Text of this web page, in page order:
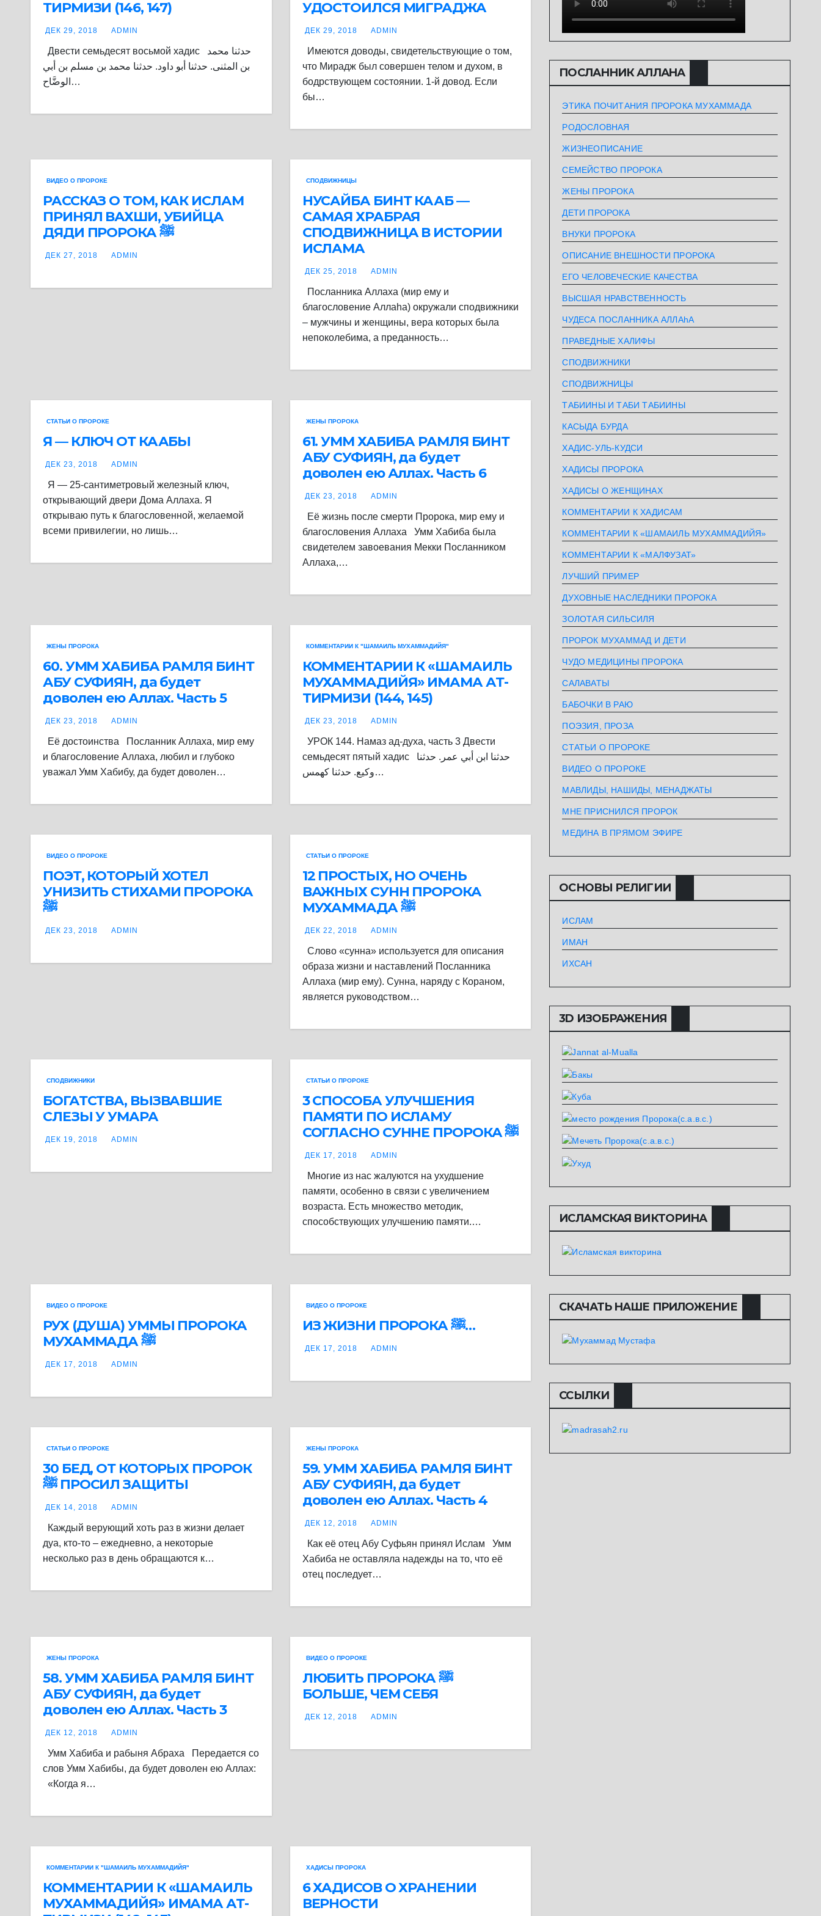
ТИРМИЗИ (146, 147)
ДЕК 29, 2018 ADMIN
Двести семьдесят восьмой хадис حدثنا محمد
بن المثنى. حدثنا أبو داود. حدثنا محمد بن مسلم بن أبي
الوضَّاح…
УДОСТОИЛСЯ МИГРАДЖА
ДЕК 29, 2018 ADMIN
Имеются доводы, свидетельствующие о том,
что Мирадж был совершен телом и духом, в
бодрствующем состоянии. 1-й довод. Если
бы…
ВИДЕО О ПРОРОКЕ
РАССКАЗ О ТОМ, КАК ИСЛАМ
ПРИНЯЛ ВАХШИ, УБИЙЦА
ДЯДИ ПРОРОКА ﷺ
ДЕК 27, 2018 ADMIN
СПОДВИЖНИЦЫ
НУСАЙБА БИНТ КААБ —
САМАЯ ХРАБРАЯ
СПОДВИЖНИЦА В ИСТОРИИ
ИСЛАМА
ДЕК 25, 2018 ADMIN
Посланника Аллаха (мир ему и
благословение Аллаhа) окружали сподвижники
– мужчины и женщины, вера которых была
непоколебима, а преданность…
СТАТЬИ О ПРОРОКЕ
Я — КЛЮЧ ОТ КААБЫ
ДЕК 23, 2018 ADMIN
Я — 25-сантиметровый железный ключ,
открывающий двери Дома Аллаха. Я
открываю путь к благословенной, желаемой
всеми привилегии, но лишь…
ЖЕНЫ ПРОРОКА
61. ​​​​​​​УММ ХАБИБА РАМЛЯ БИНТ
АБУ СУФИЯН, да будет
доволен ею Аллах. Часть 6
ДЕК 23, 2018 ADMIN
Её жизнь после смерти Пророка, мир ему и
благословения Аллаха Умм Хабиба была
свидетелем завоевания Мекки Посланником
Аллаха,…
ЖЕНЫ ПРОРОКА
60. ​​​​​​​УММ ХАБИБА РАМЛЯ БИНТ
АБУ СУФИЯН, да будет
доволен ею Аллах. Часть 5
ДЕК 23, 2018 ADMIN
Её достоинства Посланник Аллаха, мир ему
и благословение Аллаха, любил и глубоко
уважал Умм Хабибу, да будет доволен…
КОММЕНТАРИИ К "ШАМАИЛЬ МУХАММАДИЙЯ"
КОММЕНТАРИИ К «ШАМАИЛЬ
МУХАММАДИЙЯ» ИМАМА АТ-
ТИРМИЗИ (144, 145)
ДЕК 23, 2018 ADMIN
УРОК 144. Намаз ад-духа, часть 3 Двести
семьдесят пятый хадис حدثنا ابن أبي عمر. حدثنا
وكيع. حدثنا كهمس…
ВИДЕО О ПРОРОКЕ
ПОЭТ, КОТОРЫЙ ХОТЕЛ
УНИЗИТЬ СТИХАМИ ПРОРОКА
ﷺ
ДЕК 23, 2018 ADMIN
СТАТЬИ О ПРОРОКЕ
12 ПРОСТЫХ, НО ОЧЕНЬ
ВАЖНЫХ СУНН ПРОРОКА
МУХАММАДА ﷺ
ДЕК 22, 2018 ADMIN
Слово «сунна» используется для описания
образа жизни и наставлений Посланника
Аллаха (мир ему). Сунна, наряду с Кораном,
является руководством…
СПОДВИЖНИКИ
БОГАТСТВА, ВЫЗВАВШИЕ
СЛЕЗЫ У УМАРА
ДЕК 19, 2018 ADMIN
СТАТЬИ О ПРОРОКЕ
3 СПОСОБА УЛУЧШЕНИЯ
ПАМЯТИ ПО ИСЛАМУ
СОГЛАСНО СУННЕ ПРОРОКА ﷺ
ДЕК 17, 2018 ADMIN
Многие из нас жалуются на ухудшение
памяти, особенно в связи с увеличением
возраста. Есть множество методик,
способствующих улучшению памяти.…
ВИДЕО О ПРОРОКЕ
РУХ (ДУША) УММЫ ПРОРОКА
МУХАММАДА ﷺ
ДЕК 17, 2018 ADMIN
ВИДЕО О ПРОРОКЕ
ИЗ ЖИЗНИ ПРОРОКА ﷺ…
ДЕК 17, 2018 ADMIN
СТАТЬИ О ПРОРОКЕ
30 БЕД, ОТ КОТОРЫХ ПРОРОК
ﷺ ПРОСИЛ ЗАЩИТЫ
ДЕК 14, 2018 ADMIN
Каждый верующий хоть раз в жизни делает
дуа, кто-то – ежедневно, а некоторые
несколько раз в день обращаются к…
ЖЕНЫ ПРОРОКА
59. ​​​​​​​УММ ХАБИБА РАМЛЯ БИНТ
АБУ СУФИЯН, да будет
доволен ею Аллах. Часть 4
ДЕК 12, 2018 ADMIN
Как её отец Абу Суфьян принял Ислам Умм
Хабиба не оставляла надежды на то, что её
отец последует…
ЖЕНЫ ПРОРОКА
58. ​​​​​​​УММ ХАБИБА РАМЛЯ БИНТ
АБУ СУФИЯН, да будет
доволен ею Аллах. Часть 3
ДЕК 12, 2018 ADMIN
Умм Хабиба и рабыня Абраха Передается со
слов Умм Хабибы, да будет доволен ею Аллах:
«Когда я…
ВИДЕО О ПРОРОКЕ
ЛЮБИТЬ ПРОРОКА ﷺ
БОЛЬШЕ, ЧЕМ СЕБЯ
ДЕК 12, 2018 ADMIN
КОММЕНТАРИИ К "ШАМАИЛЬ МУХАММАДИЙЯ"
КОММЕНТАРИИ К «ШАМАИЛЬ
МУХАММАДИЙЯ» ИМАМА АТ-
ХАДИСЫ ПРОРОКА
6 ХАДИСОВ О ХРАНЕНИИ
ВЕРНОСТИ
ПОСЛАННИК АЛЛАHА
ЭТИКА ПОЧИТАНИЯ ПРОРОКА МУХАММАДА
РОДОСЛОВНАЯ
ЖИЗНЕОПИСАНИЕ
СЕМЕЙСТВО ПРОРОКА
ЖЕНЫ ПРОРОКА
ДЕТИ ПРОРОКА
ВНУКИ ПРОРОКА
ОПИСАНИЕ ВНЕШНОСТИ ПРОРОКА
ЕГО ЧЕЛОВЕЧЕСКИЕ КАЧЕСТВА
ВЫСШАЯ НРАВСТВЕННОСТЬ
ЧУДЕСА ПОСЛАННИКА АЛЛАhА
ПРАВЕДНЫЕ ХАЛИФЫ
СПОДВИЖНИКИ
СПОДВИЖНИЦЫ
ТАБИИНЫ И ТАБИ ТАБИИНЫ
КАСЫДА БУРДА
ХАДИС-УЛЬ-КУДСИ
ХАДИСЫ ПРОРОКА
ХАДИСЫ О ЖЕНЩИНАХ
КОММЕНТАРИИ К ХАДИСАМ
КОММЕНТАРИИ К «ШАМАИЛЬ МУХАММАДИЙЯ»
КОММЕНТАРИИ К «МАЛФУЗАТ»
ЛУЧШИЙ ПРИМЕР
ДУХОВНЫЕ НАСЛЕДНИКИ ПРОРОКА
ЗОЛОТАЯ СИЛЬСИЛЯ
ПРОРОК МУХАММАД И ДЕТИ
ЧУДО МЕДИЦИНЫ ПРОРОКА
САЛАВАТЫ
БАБОЧКИ В РАЮ
ПОЭЗИЯ, ПРОЗА
СТАТЬИ О ПРОРОКЕ
ВИДЕО О ПРОРОКЕ
МАВЛИДЫ, НАШИДЫ, МЕНАДЖАТЫ
МНЕ ПРИСНИЛСЯ ПРОРОК
МЕДИНА В ПРЯМОМ ЭФИРЕ
ОСНОВЫ РЕЛИГИИ
ИСЛАМ
ИМАН
ИХСАН
3D ИЗОБРАЖЕНИЯ
ИСЛАМСКАЯ ВИКТОРИНА
СКАЧАТЬ НАШЕ ПРИЛОЖЕНИЕ
ССЫЛКИ